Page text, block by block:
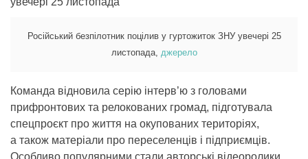
Російський безпілотник поцілив у гуртожиток ЗНУ увечері 25
листопада, джерело
Команда відновила серію інтерв’ю з головами
прифронтових та релокованих громад, підготувала
спецпроєкт про життя на окупованих територіях,
а також матеріали про переселенців і підприємців.
Особливо популярними стали авторські відеоролики